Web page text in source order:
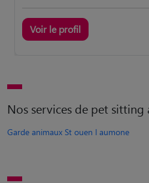
Voir le profil
Nos services de pet sitting
Garde animaux St ouen l aumone